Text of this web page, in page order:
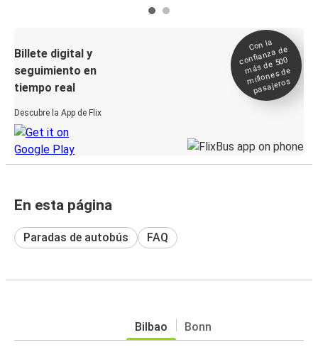
Billete digital y
seguimiento en
tiempo real
Descubre la App de Flix
Con la
confianza de
más de 500
millones de
pasajeros
En esta página
Paradas de autobús FAQ
Bilbao Bonn